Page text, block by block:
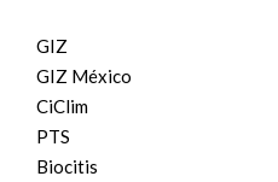
GIZ
GIZ México
CiClim
PTS
Biocitis